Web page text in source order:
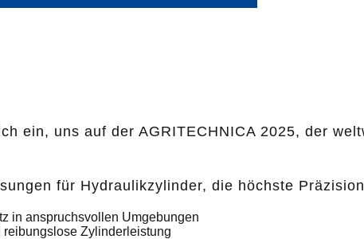
ein, uns auf der AGRITECHNICA 2025, der
für Hydraulikzylinder, die höchste
in anspruchsvollen Umgebungen
Zylinderleistung